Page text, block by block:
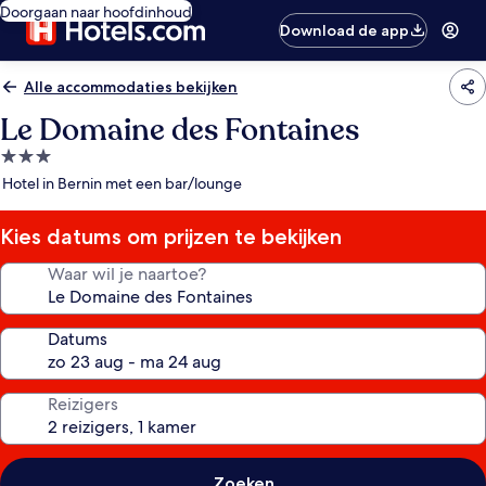
Doorgaan naar hoofdinhoud
Download de app
Alle accommodaties bekijken
Le Domaine des Fontaines
3.0-
sterrenaccommodatie
Hotel in Bernin met een bar/lounge
Kies datums om prijzen te bekijken
Waar wil je naartoe?
Datums
Reizigers